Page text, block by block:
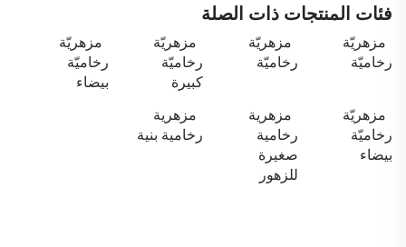
فئات المنتجات ذات الصلة
مزهريّة
رخاميّة
مزهريّة
رخاميّة
مزهريّة
رخاميّة
كبيرة
مزهريّة
رخاميّة
بيضاء
مزهريّة
رخاميّة
بيضاء
مزهرية
رخامية
صغيرة
للزهور
مزهرية
رخامية بنية